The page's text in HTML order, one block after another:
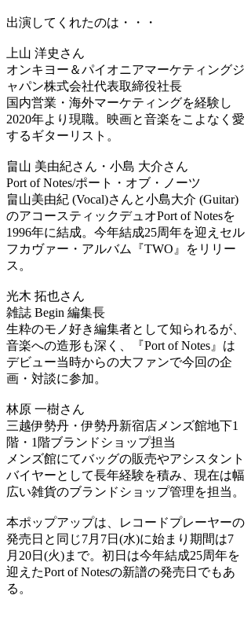
出演してくれたのは・・・
上山 洋史さん
オンキヨー＆パイオニアマーケティングジ
ャパン株式会社代表取締役社長
国内営業・海外マーケティングを経験し
2020年より現職。映画と音楽をこよなく愛
するギターリスト。
畠山 美由紀さん・小島 大介さん
Port of Notes/ポート・オブ・ノーツ
畠山美由紀 (Vocal)さんと小島大介 (Guitar)
のアコースティックデュオPort of Notesを
1996年に結成。今年結成25周年を迎えセル
フカヴァー・アルバム『TWO』をリリー
ス。
光木 拓也さん
雑誌 Begin 編集長
生粋のモノ好き編集者として知られるが、
音楽への造形も深く、『Port of Notes』は
デビュー当時からの大ファンで今回の企
画・対談に参加。
林原 一樹さん
三越伊勢丹・伊勢丹新宿店メンズ館地下1
階・1階ブランドショップ担当
メンズ館にてバッグの販売やアシスタント
バイヤーとして長年経験を積み、現在は幅
広い雑貨のブランドショップ管理を担当。
本ポップアップは、レコードプレーヤーの
発売日と同じ7月7日(水)に始まり期間は7
月20日(火)まで。初日は今年結成25周年を
迎えたPort of Notesの新譜の発売日でもあ
る。